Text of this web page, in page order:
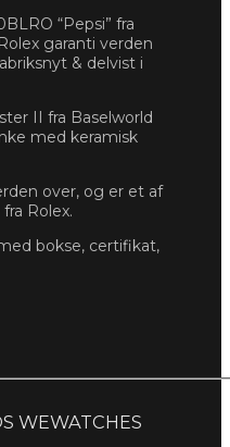
“Pepsi” fra
garanti verden
& delvist i
II fra Baselworld
med keramisk
over, og er et af
Rolex.
bokse, certifikat,
WEWATCHES